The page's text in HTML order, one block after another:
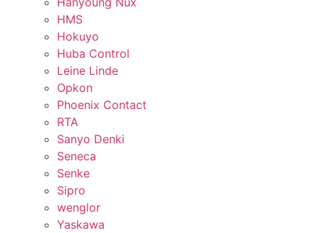
HMS
Hokuyo
Huba Control
Leine Linde
Opkon
Phoenix Contact
RTA
Sanyo Denki
Seneca
Senke
Sipro
wenglor
Yaskawa